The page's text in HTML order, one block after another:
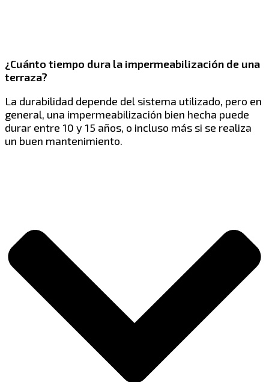
¿Cuánto tiempo dura la impermeabilización de una
terraza?
La durabilidad depende del sistema utilizado, pero en
general, una impermeabilización bien hecha puede
durar entre 10 y 15 años, o incluso más si se realiza
un buen mantenimiento.